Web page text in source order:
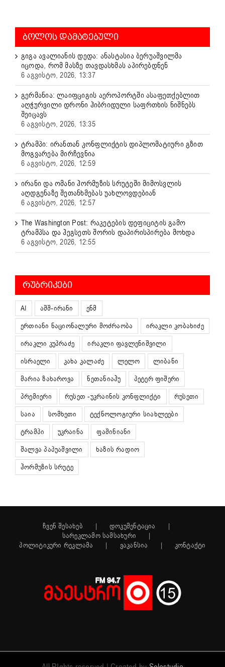
ᲑᲝᲚᲝᲡ ᲓᲐᲛᲐᲢᲔᲑᲣᲚᲘ
გიგა ავალიანის დედა: ანასტასია ბერუაშვილმა
იცოდა, რომ მასზე თავდასხმას აპირებდნენ
6 აგვისტო, 2026, 13:37
გერმანია: ლაიფციგის აეროპორტში ასაფეთქებლით
აღჭურვილი დრონი ჰიბრიდული საფრთხის ნიშნებს
შეიცავს
6 აგვისტო, 2026, 13:35
ტრამპი: ირანთან კონფლიქტის დიპლომატიური გზით
მოგვარება მირჩევნია
6 აგვისტო, 2026, 12:59
ირანი და ომანი ჰორმუზის სრუტეში მიმოსვლის
აღდგენაზე შეთანხმებას უახლოვდებიან
6 აგვისტო, 2026, 12:57
The Washington Post: რაკეტების დეფიციტის გამო
ტრამპსა და ჰეგსეთს შორის დაპირისპირება მოხდა
6 აგვისტო, 2026, 12:55
ᲠᲣᲑᲠᲘᲙᲔᲑᲘ
AI აშშ-ირანი
ენმ
ერთიანი ნაციონალური მოძრაობა
ირაკლი კობახიძე
ირაკლი კუპრაძე
ირაკლი ფავლენიშვილი
ისრაელი
კახა კალაძე ლელო
ლიბანი
მარია ზახაროვა
ნეთანიაჰუ
პეტერ ფიშერი
პრემიერი
რუსეთ -უკრაინის კონფლიქტი
რუსეთი
საია
სომხეთი
ტექნოლოგიური სიახლეები
ტრამპი
უკრაინა
ფაშინიანი
შალვა პაპუაშვილი
ხაზის რადიო
ჰორმუზის სრუტე
ჩვენ შესახებ
დოკუმენტაცია
სარეკლამო სამსახური
პოლიტიკური რეკლამა
ვაკანსია კონტაქტი